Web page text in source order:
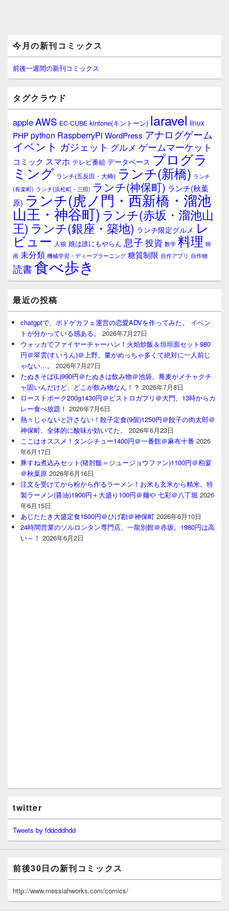
イ
ン
サ
イ
ウ
ィ
ジ
ェ
ア
今月の新刊コミックス
前後一週間の新刊コミックス
タグクラウド
appleAWS EC-CUBE kintone(キントーン) laravel linux
PHPpython RaspberryPi WordPress アナログゲーム
イベント ガジェット グルメ ゲームマーケット
コミック スマホ テレビ番組 データベース プログラ
ミング ランチ(五反田・大崎) ランチ(新橋) ランチ
(有楽町) ランチ(浜松町・三田) ランチ(神保町) ランチ(秋葉
原) ランチ(虎ノ門・西新橋・溜池
山王・神谷町) ランチ(赤坂・溜池山
王) ランチ(銀座・築地) ランチ限定グルメ レ
ビュー 人狼 娘は誰にもやらん 息子 投資 数学 料理 映
画 未分類 機械学習・ディープラーニング 糖質制限 自作アプリ 自作物
読書食べ歩き
最近の投稿
chatgptで、ボドゲカフェ運営の恋愛ADVを作ってみた。 イベン
トが分かっている感ある。
2026年7月27日
ウォッカでファイヤーチャーハン！火焰炒飯＆坦坦面セット980
円＠翠雲(すいうん)＠上野。量がめっちゃ多くて絶対に一人前じ
ゃない…。
2026年7月27日
たぬきそば(L)990円＠たぬきは飲み物＠池袋。蕎麦がメチャクチ
ャ固いんだけど、どこが飲み物なん！？ 2026年7月8日
ローストポーク200g1430円＠ビストロガブリ＠大門、13時からカ
レー食べ放題！ 2026年7月6日
熱々じゃないと許さない！餃子定食(9個)1250円＠餃子の肉太郎＠
神保町、全体的に酸味が効いてた。
2026年6月23日
ここはオススメ！タンシチュー1400円＠一番館＠麻布十番 2026
年6月17日
豚すね煮込みセット(猪肘飯＝ジュージョウファン)1100円＠柏宴
＠秋葉原 2026年6月16日
注文を受けてから粉から作るラーメン！お米も玄米から精米。特
製ラーメン(醤油)1900円＋大盛り100円＠麺や 七彩＠八丁堀 2026
年6月15日
あじたたき大盛定食1500円＠ひげ勘＠神保町 2026年6月10日
24時間営業のソルロンタン専門店、一龍別館＠赤坂。1980円は高
い～！ 2026年6月2日
twitter
Tweets by fddcddhdd
前後30日の新刊コミックス
http://www.messiahworks.com/comics/